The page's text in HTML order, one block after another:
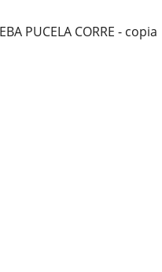
PUCELA CORRE - copia